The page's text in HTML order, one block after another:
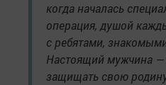
когда началась
операция, душой
с ребятами,
Настоящий мужчина —
защищать свою